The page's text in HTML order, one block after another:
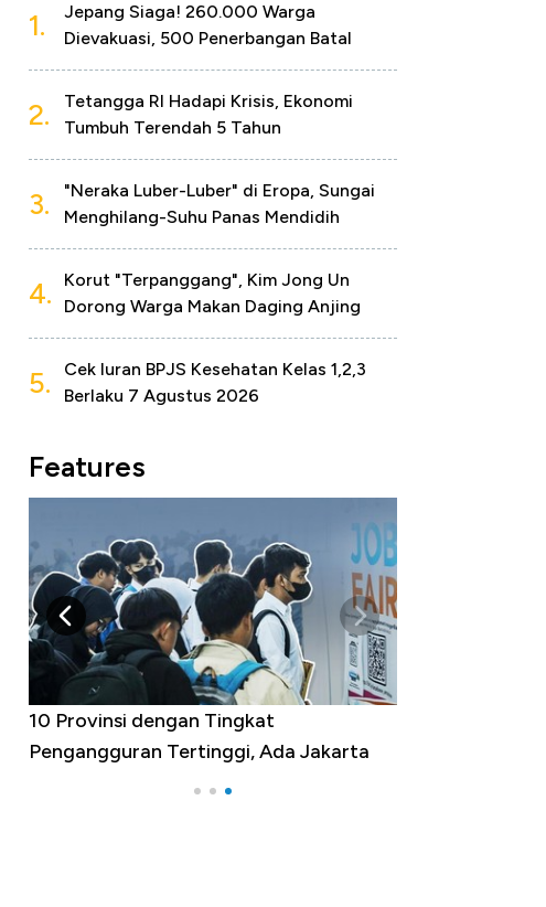
1.
Jepang Siaga! 260.000 Warga
Dievakuasi, 500 Penerbangan Batal
2.
Tetangga RI Hadapi Krisis, Ekonomi
Tumbuh Terendah 5 Tahun
3.
"Neraka Luber-Luber" di Eropa, Sungai
Menghilang-Suhu Panas Mendidih
4.
Korut "Terpanggang", Kim Jong Un
Dorong Warga Makan Daging Anjing
5.
Cek Iuran BPJS Kesehatan Kelas 1,2,3
Berlaku 7 Agustus 2026
Features
10 Provinsi dengan Tingkat
Pengangguran Tertinggi, Ada Jakarta